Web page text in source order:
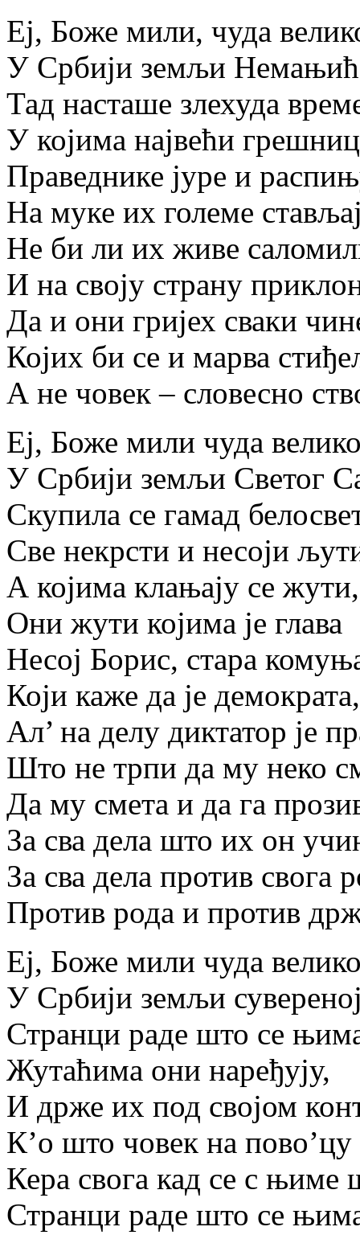
Еј, Боже мили, чуда
У Србији земљи
Тад насташе злехуда
У којима највећи
Праведнике јуре и
На муке их големе
Не би ли их живе
И на своју страну
Да и они гријех сваки
Којих би се и марва
А не човек – словесно
Еј, Боже мили чуда
У Србији земљи Светог
Скупила се гамад
Све некрсти и несоји
А којима клањају се жути,
Они жути којима је глава
Несој Борис, стара
Који каже да је демократа,
Ал’ на делу диктатор је
Што не трпи да му неко
Да му смета и да га
За сва дела што их он
За сва дела против свога
Против рода и против
Еј, Боже мили чуда
У Србији земљи
Странци раде што се
Жутаћима они наређују,
И држе их под својом
К’о што човек на
Кера свога кад се с њиме
Странци раде што се